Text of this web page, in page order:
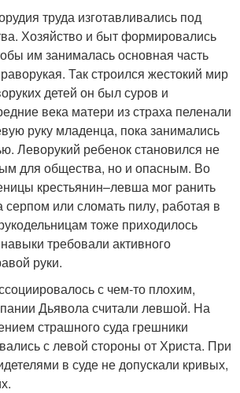
труда изготавливались под
Хозяйство и быт формировались
им занималась основная часть
Так строился жестокий мир
детей он был суров и
века матери из страха пеленали
руку младенца, пока занимались
Леворукий ребенок становился не
для общества, но и опасным. Во
крестьянин–левша мог ранить
серпом или сломать пилу, работая в
тоже приходилось
требовали активного
руки.
с чем-то плохим,
Дьявола считали левшой. На
страшного суда грешники
с левой стороны от Христа. При
в суде не допускали кривых,